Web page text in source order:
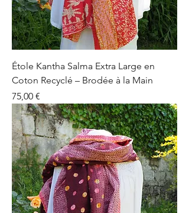
Étole Kantha Salma Extra Large en
Coton Recyclé – Brodée à la Main
Prix
75,00 €